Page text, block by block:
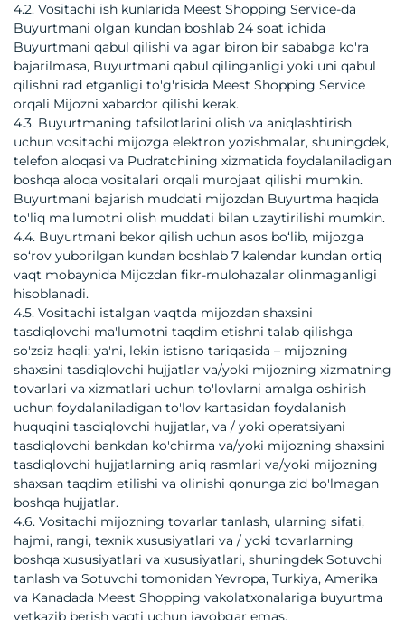
4.2. Vositachi ish kunlarida Meest Shopping Service-da
Buyurtmani olgan kundan boshlab 24 soat ichida
Buyurtmani qabul qilishi va agar biron bir sababga ko'ra
bajarilmasa, Buyurtmani qabul qilinganligi yoki uni qabul
qilishni rad etganligi to'g'risida Meest Shopping Service
orqali Mijozni xabardor qilishi kerak.
4.3. Buyurtmaning tafsilotlarini olish va aniqlashtirish
uchun vositachi mijozga elektron yozishmalar, shuningdek,
telefon aloqasi va Pudratchining xizmatida foydalaniladigan
boshqa aloqa vositalari orqali murojaat qilishi mumkin.
Buyurtmani bajarish muddati mijozdan Buyurtma haqida
to'liq ma'lumotni olish muddati bilan uzaytirilishi mumkin.
4.4. Buyurtmani bekor qilish uchun asos boʻlib, mijozga
soʻrov yuborilgan kundan boshlab 7 kalendar kundan ortiq
vaqt mobaynida Mijozdan fikr-mulohazalar olinmaganligi
hisoblanadi.
4.5. Vositachi istalgan vaqtda mijozdan shaxsini
tasdiqlovchi ma'lumotni taqdim etishni talab qilishga
so'zsiz haqli: ya'ni, lekin istisno tariqasida – mijozning
shaxsini tasdiqlovchi hujjatlar va/yoki mijozning xizmatning
tovarlari va xizmatlari uchun to'lovlarni amalga oshirish
uchun foydalaniladigan to'lov kartasidan foydalanish
huquqini tasdiqlovchi hujjatlar, va / yoki operatsiyani
tasdiqlovchi bankdan ko'chirma va/yoki mijozning shaxsini
tasdiqlovchi hujjatlarning aniq rasmlari va/yoki mijozning
shaxsan taqdim etilishi va olinishi qonunga zid bo'lmagan
boshqa hujjatlar.
4.6. Vositachi mijozning tovarlar tanlash, ularning sifati,
hajmi, rangi, texnik xususiyatlari va / yoki tovarlarning
boshqa xususiyatlari va xususiyatlari, shuningdek Sotuvchi
tanlash va Sotuvchi tomonidan Yevropa, Turkiya, Amerika
va Kanadada Meest Shopping vakolatxonalariga buyurtma
yetkazib berish vaqti uchun javobgar emas.